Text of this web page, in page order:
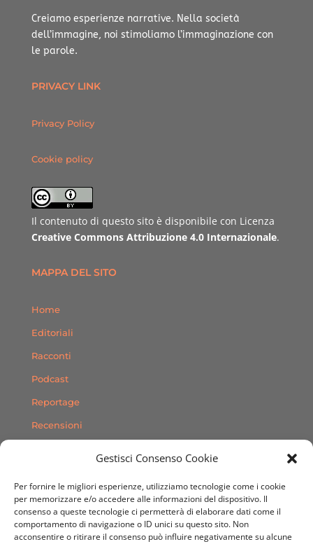
Gestisci Consenso Cookie
Per fornire le migliori esperienze, utilizziamo tecnologie come i cookie
per memorizzare e/o accedere alle informazioni del dispositivo. Il
consenso a queste tecnologie ci permetterà di elaborare dati come il
comportamento di navigazione o ID unici su questo sito. Non
acconsentire o ritirare il consenso può influire negativamente su alcune
Creiamo esperienze narrative. Nella società
dell’immagine, noi stimoliamo l’immaginazione con
le parole.
PRIVACY LINK
Privacy Policy
Cookie policy
Il contenuto di questo sito è disponibile con Licenza
Creative Commons Attribuzione 4.0 Internazionale.
MAPPA DEL SITO
Home
Editoriali
Racconti
Podcast
Reportage
Recensioni
Contatti
SEGUICI SUI SOCIAL